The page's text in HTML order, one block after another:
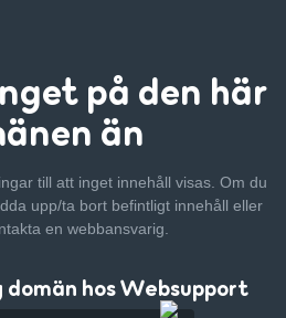
på den här
än
till att inget innehåll visas. Om du
upp/ta bort befintligt innehåll eller
en webbansvarig.
hos Websupport